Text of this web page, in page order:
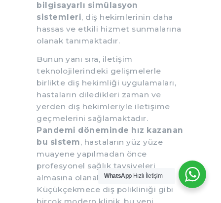
bilgisayarlı simülasyon
sistemleri, diş hekimlerinin daha
hassas ve etkili hizmet sunmalarına
olanak tanımaktadır.
Bunun yanı sıra, iletişim
teknolojilerindeki gelişmelerle
birlikte diş hekimliği uygulamaları,
hastaların diledikleri zaman ve
yerden diş hekimleriyle iletişime
geçmelerini sağlamaktadır.
Pandemi döneminde hız kazanan
bu sistem, hastaların yüz yüze
muayene yapılmadan önce
profesyonel sağlık tavsiyeleri
almasına olanak tanımaktadır.
Küçükçekmece diş polikliniği gibi
WhatsApp Hızlı İletişim